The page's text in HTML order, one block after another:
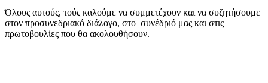
Όλους αυτούς, τούς καλούμε να συμμετέχουν και να συζητήσουμε
στον προσυνεδριακό διάλογο, στο συνέδριό μας και στις
πρωτοβουλίες που θα ακολουθήσουν.